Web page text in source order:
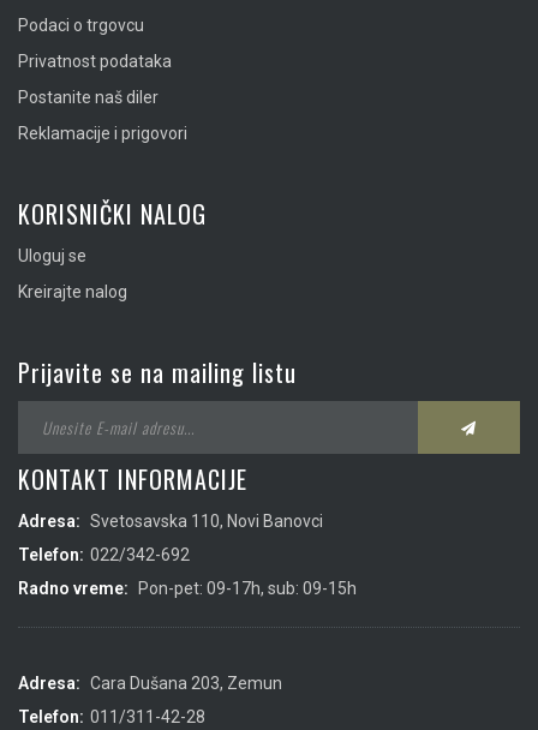
Podaci o trgovcu
Privatnost podataka
Postanite naš diler
Reklamacije i prigovori
KORISNIČKI NALOG
Uloguj se
Kreirajte nalog
Prijavite se na mailing listu
KONTAKT INFORMACIJE
Adresa: Svetosavska 110, Novi Banovci
Telefon: 022/342-692
Radno vreme:
Pon-pet: 09-17h, sub: 09-15h
Adresa: Cara Dušana 203, Zemun
Telefon: 011/311-42-28